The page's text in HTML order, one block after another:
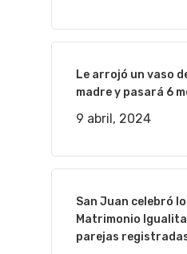
Le arrojó un vaso
madre y pasará 6
9 abril, 2024
San Juan celebró
Matrimonio
parejas